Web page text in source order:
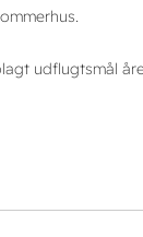
udflugtsmål